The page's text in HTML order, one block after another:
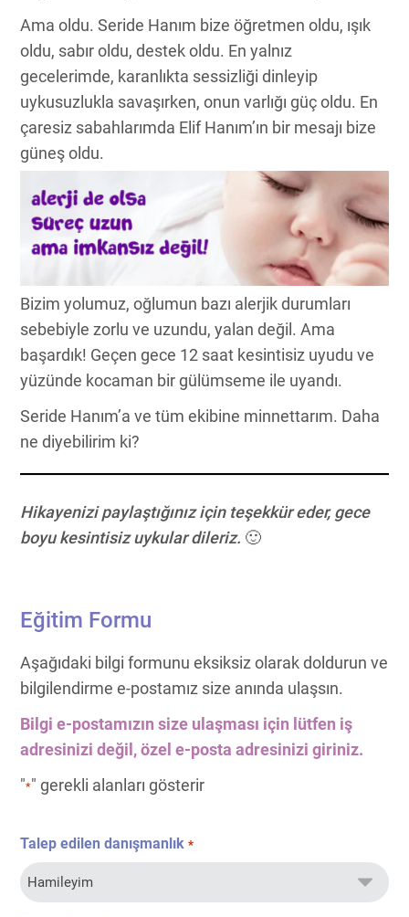
Ama oldu. Seride Hanım bize öğretmen oldu, ışık
oldu, sabır oldu, destek oldu. En yalnız
gecelerimde, karanlıkta sessizliği dinleyip
uykusuzlukla savaşırken, onun varlığı güç oldu. En
çaresiz sabahlarımda Elif Hanım’ın bir mesajı bize
güneş oldu.
Bizim yolumuz, oğlumun bazı alerjik durumları
sebebiyle zorlu ve uzundu, yalan değil. Ama
başardık! Geçen gece 12 saat kesintisiz uyudu ve
yüzünde kocaman bir gülümseme ile uyandı.
Seride Hanım’a ve tüm ekibine minnettarım. Daha
ne diyebilirim ki?
Hikayenizi paylaştığınız için teşekkür eder, gece
boyu kesintisiz uykular dileriz. 🙂
Eğitim Formu
Aşağıdaki bilgi formunu eksiksiz olarak doldurun ve
bilgilendirme e-postamız size anında ulaşsın.
Bilgi e-postamızın size ulaşması için lütfen iş
adresinizi değil, özel e-posta adresinizi giriniz.
"*" gerekli alanları gösterir
Talep edilen danışmanlık *